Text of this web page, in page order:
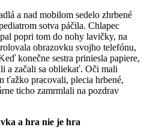
a nad mobilom sedelo zhrbené
sotva páčila. Chlapec
popri tom do nohy lavičky, na
obrazovku svojho telefónu,
konečne sestra priniesla papiere,
a začali sa obliekať. Oči mali
ťažko pracovali, plecia hrbené,
ticho zamrmlali na pozdrav
a hra nie je hra